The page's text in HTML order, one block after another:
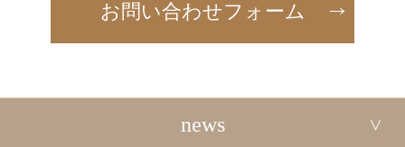
お問い合わせフォーム
news